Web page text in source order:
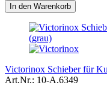
In den Warenkorb
Victorinox Schieber für
Art.Nr.: 10-A.6349